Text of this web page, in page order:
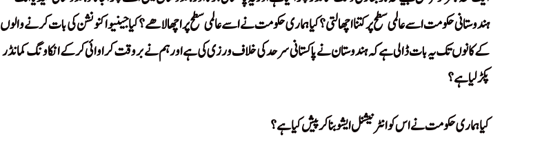
ہندوستانی حکومت اسے عالمی سطح پر کتنا اچھالتی؟ کیا ہماری حکومت نے اسے عالمی سطح پر اچھالا ھے؟ کیا جینیوا کنونشن کی بات کرنے والوں
کے کانوں تک یہ بات ڈالی ہے کہ ہندوستان نے پاکستانی سرحد کی خلاف ورزی کی ہے اور ہم نے بروقت کراوائی کر کے انکا ونگ کمانڈر
پکڑ لیا ہے؟
کیا ہماری حکومت نے اس کو انٹرنیشنل ایشو بنا کر پیش کیا ہے؟